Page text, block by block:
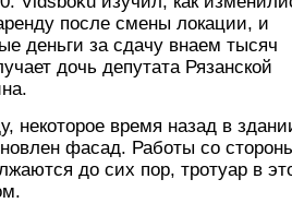
после смены локации, и
деньги за сдачу внаем тысяч
дочь депутата Рязанской
некоторое время назад в
фасад. Работы со
до сих пор, тротуар в